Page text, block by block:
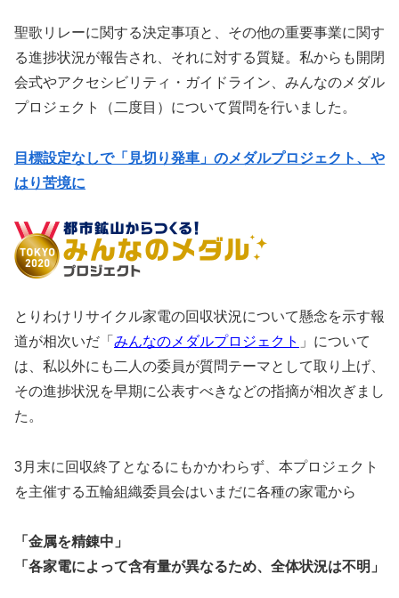
聖歌リレーに関する決定事項と、その他の重要事業に関す
る進捗状況が報告され、それに対する質疑。私からも開閉
会式やアクセシビリティ・ガイドライン、みんなのメダル
プロジェクト（二度目）について質問を行いました。
目標設定なしで「見切り発車」のメダルプロジェクト、や
はり苦境に
とりわけリサイクル家電の回収状況について懸念を示す報
道が相次いだ「 みんなのメダルプロジェクト 」について
は、私以外にも二人の委員が質問テーマとして取り上げ、
その進捗状況を早期に公表すべきなどの指摘が相次ぎまし
た。
3月末に回収終了となるにもかかわらず、本プロジェクト
を主催する五輪組織委員会はいまだに各種の家電から
「金属を精錬中」
「各家電によって含有量が異なるため、全体状況は不明」